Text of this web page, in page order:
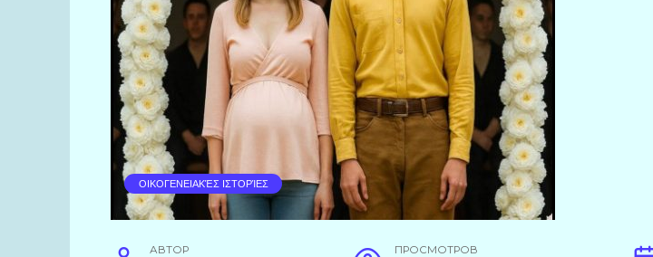
ΟΙΚΟΓΕΝΕΙΑΚΈΣ ΙΣΤΟΡΊΕΣ
АВТОР ПРОСМОТРОВ